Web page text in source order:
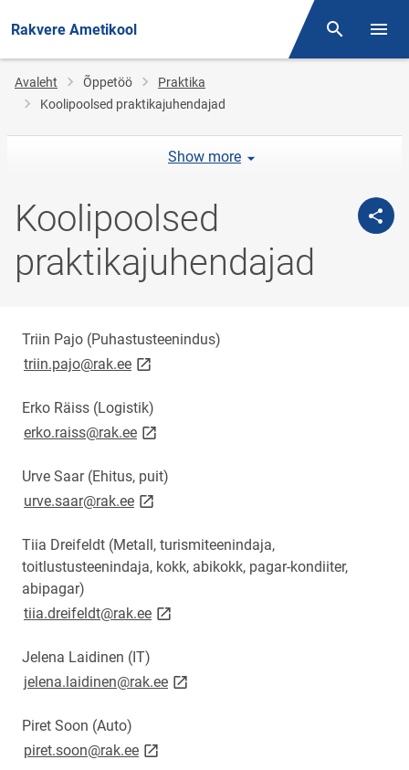
Rakvere Ametikool Otsing
Jälglink
Avaleht Õppetöö
Praktika
Koolipoolsed praktikajuhendajad
Koolipoolsed
praktikajuhendajad
Show more
Triin Pajo (Puhastusteenindus)
triin.pajo@rak.eelink opens on new page
Erko Räiss (Logistik)
erko.raiss@rak.eelink opens on new page
Urve Saar (Ehitus, puit)
urve.saar@rak.eelink opens on new page
Tiia Dreifeldt (Metall, turismiteenindaja,
toitlustusteenindaja, kokk, abikokk, pagar-kondiiter,
abipagar)
tiia.dreifeldt@rak.eelink opens on new page
Jelena Laidinen (IT)
jelena.laidinen@rak.eelink opens on new page
Piret Soon (Auto)
piret.soon@rak.eelink opens on new page